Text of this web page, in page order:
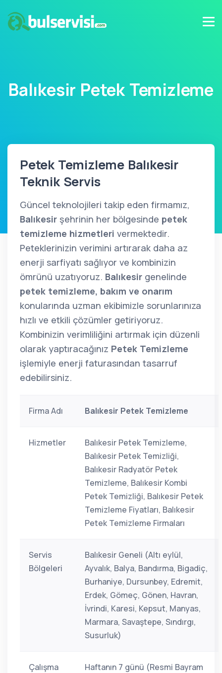
Balıkesir Petek Temizleme
Petek Temizleme Balıkesir
Teknik Servis
Güncel teknolojileri takip eden firmamız,
Balıkesir şehrinin her bölgesinde petek
temizleme hizmetleri vermektedir.
Peteklerinizin verimini artırarak daha az
enerji sarfiyatı sağlıyor ve kombinizin
ömrünü uzatıyoruz. Balıkesir genelinde
petek temizleme, bakım ve onarım
konularında uzman ekibimizle sorunlarınıza
hızlı ve etkili çözümler getiriyoruz.
Kombinizin verimliliğini artırmak için düzenli
olarak yaptıracağınız Petek Temizleme
işlemiyle enerji faturasından tasarruf
edebilirsiniz.
Firma Adı Balıkesir Petek Temizleme
Hizmetler
Balıkesir Petek Temizleme,
Balıkesir Petek Temizliği,
Balıkesir Radyatör Petek
Temizleme, Balıkesir Kombi
Petek Temizliği, Balıkesir Petek
Temizleme Fiyatları, Balıkesir
Petek Temizleme Firmaları
Servis
Bölgeleri
Balıkesir Geneli (Altı eylül,
Ayvalık, Balya, Bandırma, Bigadiç,
Burhaniye, Dursunbey, Edremit,
Erdek, Gömeç, Gönen, Havran,
İvrindi, Karesi, Kepsut, Manyas,
Marmara, Savaştepe, Sındırgı,
Susurluk)
Çalışma
Haftanın 7 günü (Resmi Bayram